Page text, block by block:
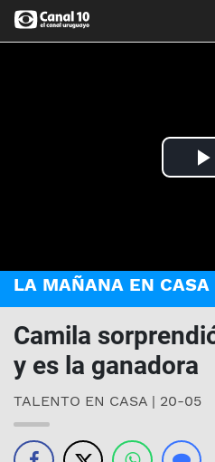
LA MAÑANA EN CASA
Camila
y es la ganadora
TALENTO EN CASA | 20-05